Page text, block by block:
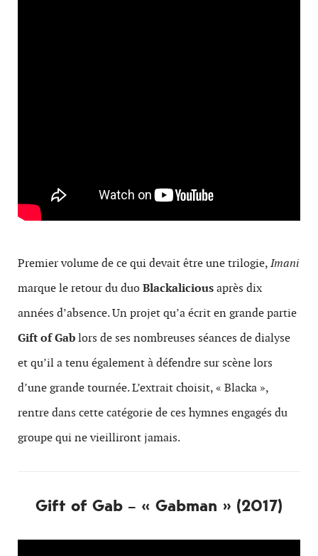
Premier volume de ce qui devait être une trilogie,Imani
marque le retour du duoBlackaliciousaprès dix
années d’absence. Un projet qu’a écrit en grande partie
Gift of Gablors de ses nombreuses séances de dialyse
et qu’il a tenu également à défendre sur scène lors
d’une grande tournée. L’extrait choisit, « Blacka »,
rentre dans cette catégorie de ces hymnes engagés du
groupe qui ne vieilliront jamais.
Gift of Gab – « Gabman » (2017)